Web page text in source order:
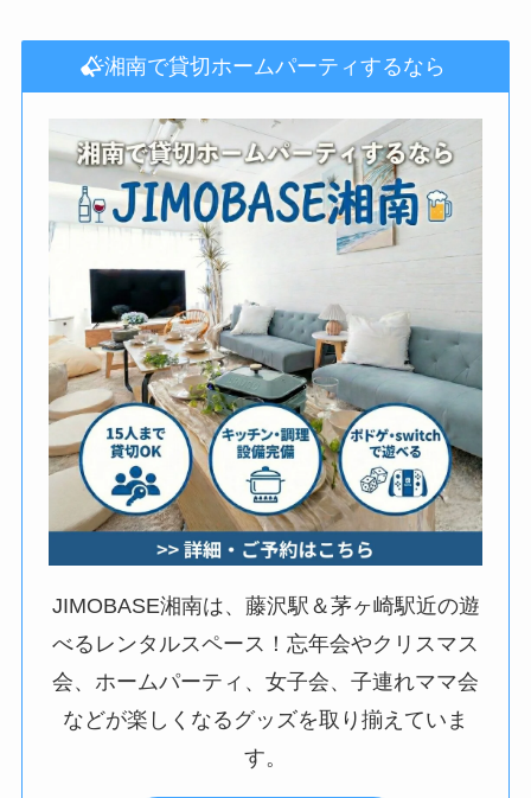
湘南で貸切ホームパーティするなら
JIMOBASE湘南は、藤沢駅＆茅ヶ崎駅近の遊
べるレンタルスペース！忘年会やクリスマス
会、ホームパーティ、女子会、子連れママ会
などが楽しくなるグッズを取り揃えていま
す。